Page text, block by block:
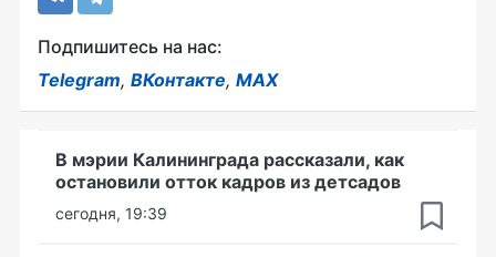
Подпишитесь на нас:
Telegram, ВКонтакте, MAX
В мэрии Калининграда рассказали, как
остановили отток кадров из детсадов
сегодня, 19:39